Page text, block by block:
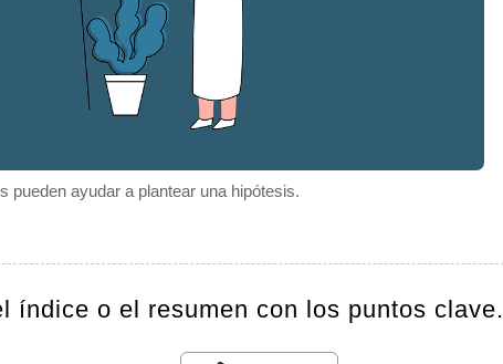
pueden ayudar a plantear una hipótesis.
índice o el resumen con los puntos clave.